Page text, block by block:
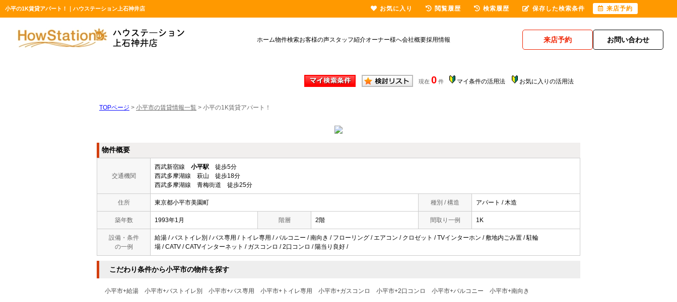
小平の1K賃貸アパート！｜ハウステーション上石神井店
ホーム物件検索お客様の声スタッフ紹介オーナー様へ会社概要採用情報 来店予約 お問い合わせ
現在 0 件 マイ条件の活用法 お気に入りの活用法
TOPページ > 小平市の賃貸情報一覧 > 小平の1K賃貸アパート！
物件概要
交通機関
西武新宿線 小平駅 徒歩5分
西武多摩湖線 萩山 徒歩18分
西武多摩湖線 青梅街道 徒歩25分
住所 東京都小平市美園町 種別 / 構造 アパート / 木造
築年数 1993年1月 階層 2階 間取り一例 1K
設備・条件
の一例
給湯 / バストイレ別 / バス専用 / トイレ専用 / バルコニー / 南向き / フローリング / エアコン / クロゼット / TVインターホン / 敷地内ごみ置 / 駐輪
場 / CATV / CATVインターネット / ガスコンロ / 2口コンロ / 陽当り良好 /
こだわり条件から小平市の物件を探す
小平市+給湯 小平市+バストイレ別 小平市+バス専用 小平市+トイレ専用 小平市+ガスコンロ 小平市+2口コンロ 小平市+バルコニー 小平市+南向き
お気に入り 閲覧履歴 検索履歴 保存した検索条件 来店予約